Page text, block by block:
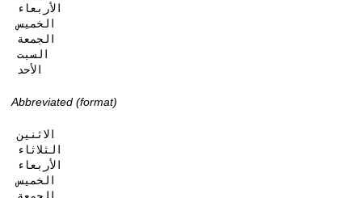
الأربعاء
الخميس
الجمعة
السبت
الأحد
Abbreviated (format)
الاثنين
الثلاثاء
الأربعاء
الخميس
الجمعة